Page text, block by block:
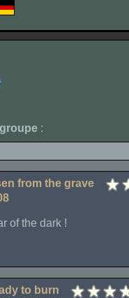
:
from the grave
of the dark !
to burn